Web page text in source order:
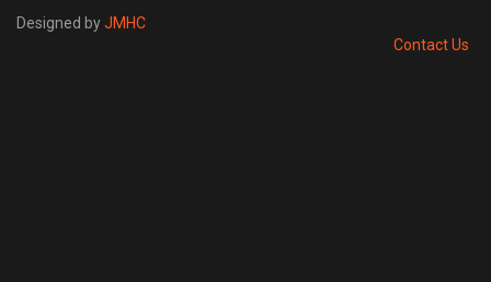
Designed byJMHC
Contact Us